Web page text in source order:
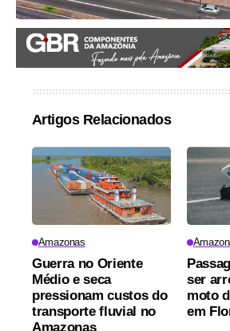
Artigos Relacionados
Amazonas
Guerra no Oriente
Médio e seca
pressionam custos do
transporte fluvial no
Amazonas
ser
moto
em